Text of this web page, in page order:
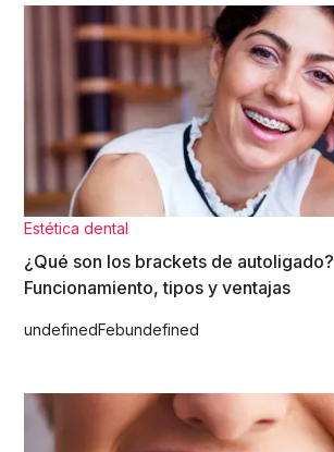
Estética dental
¿Qué son los brackets de autoligado?
Funcionamiento, tipos y ventajas
undefinedFebundefined